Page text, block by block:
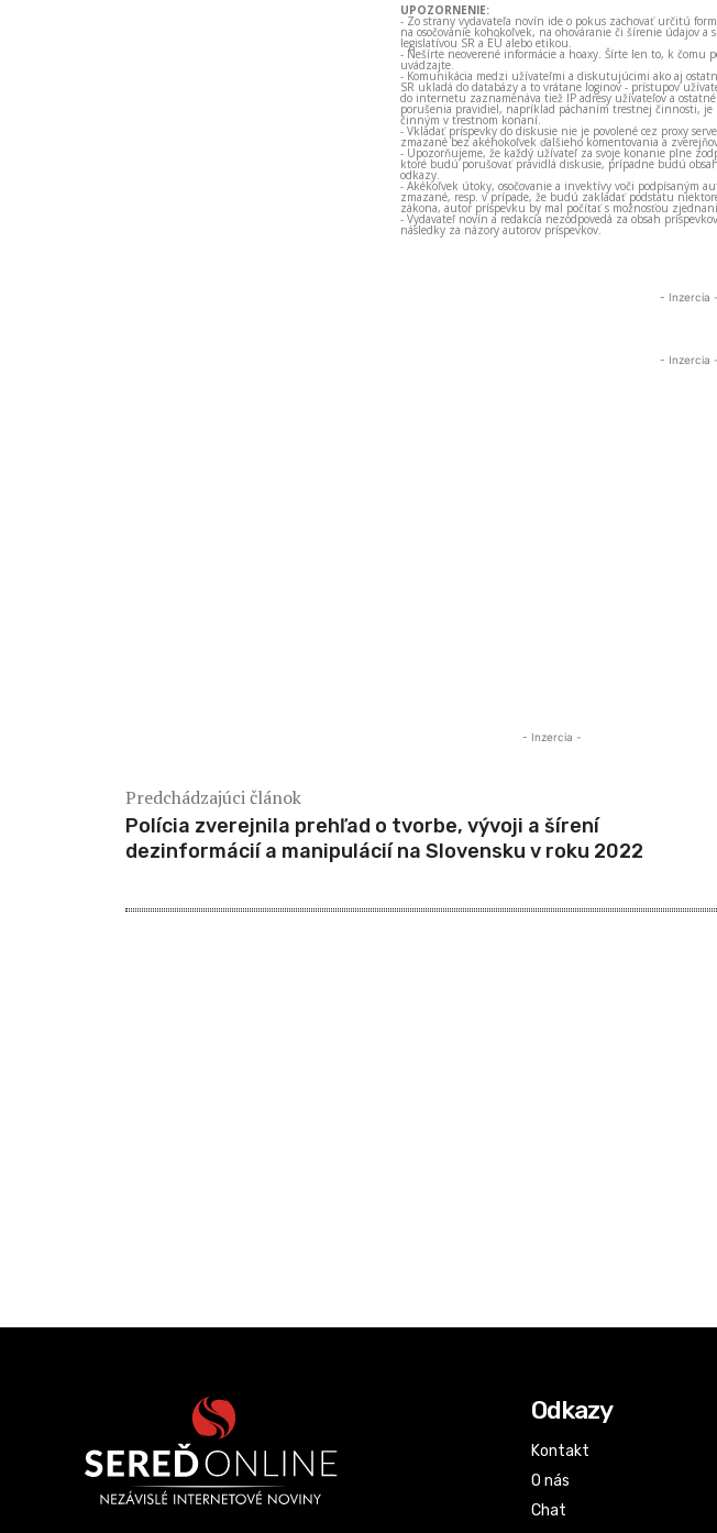
UPOZORNENIE:
- Zo strany vydavateľa novín ide o pokus zachovať určitú
na osočovanie kohokoľvek, na ohováranie či šírenie údajov
legislatívou SR a EÚ alebo etikou.
- Nešírte neoverené informácie a hoaxy. Šírte len to, k čomu
uvádzajte.
- Komunikácia medzi užívateľmi a diskutujúcimi ako aj
SR ukladá do databázy a to vrátane loginov - prístupov
do internetu zaznamenáva tiež IP adresy užívateľov a
porušenia pravidiel, napríklad páchaním trestnej činnosti,
činným v trestnom konaní.
- Vkladať príspevky do diskusie nie je povolené cez proxy
zmazané bez akéhokoľvek ďalšieho komentovania a
- Upozorňujeme, že každý užívateľ za svoje konanie plne
ktoré budú porušovať pravidlá diskusie, prípadne budú
odkazy.
- Akékoľvek útoky, osočovanie a invektívy voči podpísaným
zmazané, resp. v prípade, že budú zakladať podstatu
zákona, autor príspevku by mal počítať s možnosťou
- Vydavateľ novín a redakcia nezodpovedá za obsah
následky za názory autorov príspevkov.
- Inzercia -
- Inzercia -
- Inzercia -
Predchádzajúci článok
Polícia zverejnila prehľad o tvorbe, vývoji a šírení
dezinformácií a manipulácií na Slovensku v roku 2022
Odkazy
Kontakt
O nás
Chat